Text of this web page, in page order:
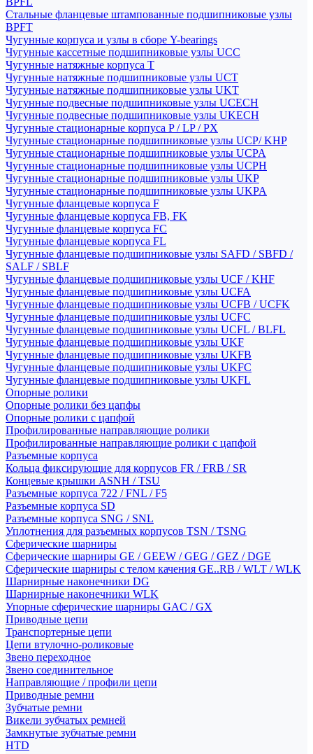
Стальные фланцевые штампованные подшипниковые узлы
BPFT
Чугунные корпуса и узлы в сборе Y-bearings
Чугунные кассетные подшипниковые узлы UCC
Чугунные натяжные корпуса T
Чугунные натяжные подшипниковые узлы UCT
Чугунные натяжные подшипниковые узлы UKT
Чугунные подвесные подшипниковые узлы UCECH
Чугунные подвесные подшипниковые узлы UKECH
Чугунные стационарные корпуса P / LP / PX
Чугунные стационарные подшипниковые узлы UCP/ KHP
Чугунные стационарные подшипниковые узлы UCPA
Чугунные стационарные подшипниковые узлы UCPH
Чугунные стационарные подшипниковые узлы UKP
Чугунные стационарные подшипниковые узлы UKPA
Чугунные фланцевые корпуса F
Чугунные фланцевые корпуса FB, FK
Чугунные фланцевые корпуса FC
Чугунные фланцевые корпуса FL
Чугунные фланцевые подшипниковые узлы SAFD / SBFD /
SALF / SBLF
Чугунные фланцевые подшипниковые узлы UCF / KHF
Чугунные фланцевые подшипниковые узлы UCFA
Чугунные фланцевые подшипниковые узлы UCFB / UCFK
Чугунные фланцевые подшипниковые узлы UCFC
Чугунные фланцевые подшипниковые узлы UCFL / BLFL
Чугунные фланцевые подшипниковые узлы UKF
Чугунные фланцевые подшипниковые узлы UKFB
Чугунные фланцевые подшипниковые узлы UKFC
Чугунные фланцевые подшипниковые узлы UKFL
Опорные ролики
Опорные ролики без цапфы
Опорные ролики с цапфой
Профилированные направляющие ролики
Профилированные направляющие ролики с цапфой
Разъемные корпуса
Кольца фиксирующие для корпусов FR / FRB / SR
Концевые крышки ASNH / TSU
Разъемные корпуса 722 / FNL / F5
Разъемные корпуса SD
Разъемные корпуса SNG / SNL
Уплотнения для разъемных корпусов TSN / TSNG
Сферические шарниры
Сферические шарниры GE / GEEW / GEG / GEZ / DGE
Сферические шарниры с телом качения GE..RB / WLT / WLK
Шарнирные наконечники DG
Шарнирные наконечники WLK
Упорные сферические шарниры GAC / GX
Приводные цепи
Транспортерные цепи
Цепи втулочно-роликовые
Звено переходное
Звено соединительное
Направляющие / профили цепи
Приводные ремни
Зубчатые ремни
Викели зубчатых ремней
Замкнутые зубчатые ремни
HTD